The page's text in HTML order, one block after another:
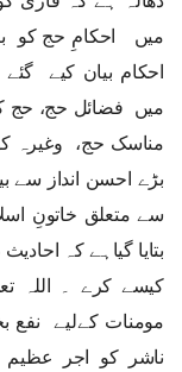
میں احکامِ حج کو
احکام بیان کیے
میں فضائل حج، حج
مناسک حج، وغیرہ
بڑے احسن انداز
سے متعلق خاتونِ
بتایا گیاہے کہ
کیسے کرے ۔ اللہ
مومنات کےلیے نفع
ناشر کو اجر عظیم